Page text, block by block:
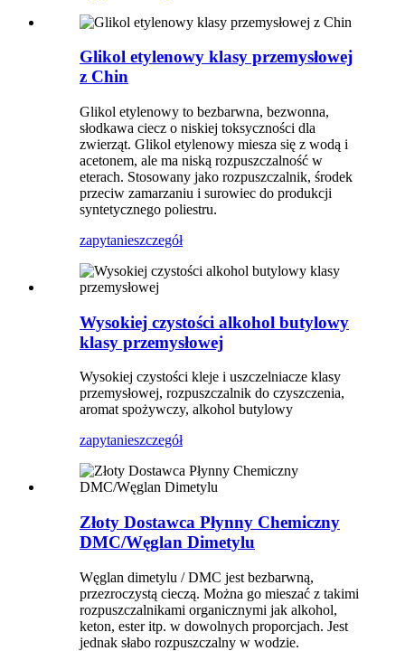
Glikol etylenowy klasy przemysłowej
z Chin
Glikol etylenowy to bezbarwna, bezwonna,
słodkawa ciecz o niskiej toksyczności dla
zwierząt. Glikol etylenowy miesza się z wodą i
acetonem, ale ma niską rozpuszczalność w
eterach. Stosowany jako rozpuszczalnik, środek
przeciw zamarzaniu i surowiec do produkcji
syntetycznego poliestru.
zapytanieszczegół
Wysokiej czystości alkohol butylowy
klasy przemysłowej
Wysokiej czystości kleje i uszczelniacze klasy
przemysłowej, rozpuszczalnik do czyszczenia,
aromat spożywczy, alkohol butylowy
zapytanieszczegół
Złoty Dostawca Płynny Chemiczny
DMC/Węglan Dimetylu
Węglan dimetylu / DMC jest bezbarwną,
przezroczystą cieczą. Można go mieszać z takimi
rozpuszczalnikami organicznymi jak alkohol,
keton, ester itp. w dowolnych proporcjach. Jest
jednak słabo rozpuszczalny w wodzie.